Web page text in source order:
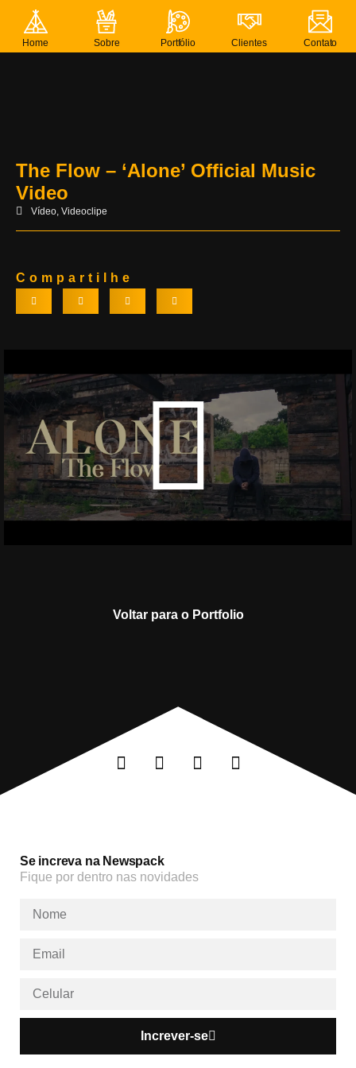
Home Sobre Portfólio Clientes Contato
The Flow – ‘Alone’ Official Music
Video
Vídeo, Videoclipe
Compartilhe
Voltar para o Portfolio
Se increva na Newspack
Fique por dentro nas novidades
Increver-se